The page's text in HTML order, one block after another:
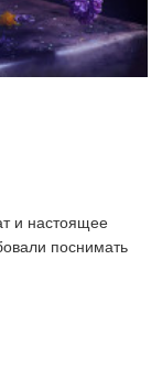
и настоящее
поснимать